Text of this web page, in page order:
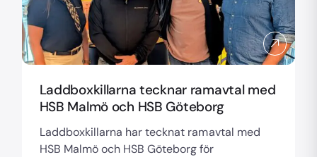
Laddboxkillarna tecknar ramavtal med
HSB Malmö och HSB Göteborg
Laddboxkillarna har tecknat ramavtal med
HSB Malmö och HSB Göteborg för